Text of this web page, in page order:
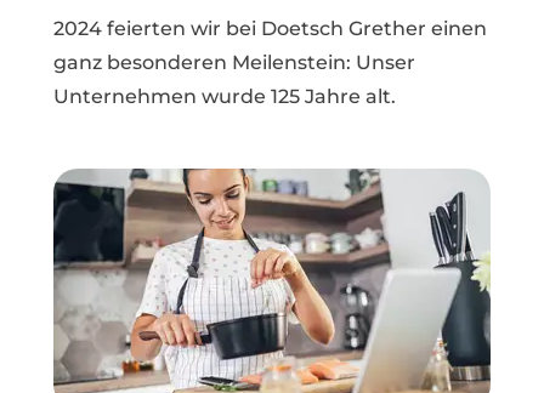
2024 feierten wir bei Doetsch Grether einen
ganz besonderen Meilenstein: Unser
Unternehmen wurde 125 Jahre alt.